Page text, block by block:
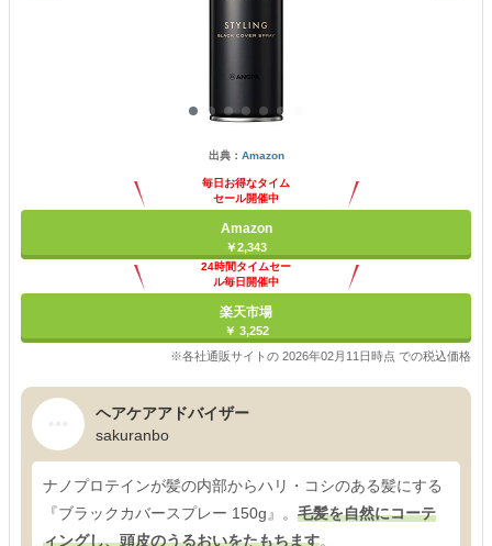
出典： Amazon
毎日お得なタイム
セール開催中
Amazon
￥2,343
24時間タイムセー
ル毎日開催中
楽天市場
￥ 3,252
※各社通販サイトの 2026年02月11日時点 での税込価格
ヘアケアアドバイザー
sakuranbo
ナノプロテインが髪の内部からハリ・コシのある髪にする
『ブラックカバースプレー 150g』。 毛髪を自然にコーテ
ィングし、頭皮のうるおいをたもちます。